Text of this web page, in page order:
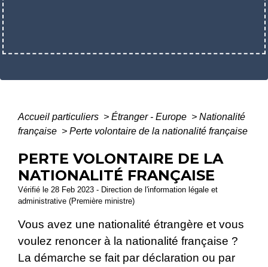
Accueil particuliers > Étranger - Europe > Nationalité
française > Perte volontaire de la nationalité française
PERTE VOLONTAIRE DE LA
NATIONALITÉ FRANÇAISE
Vérifié le 28 Feb 2023 - Direction de l'information légale et
administrative (Première ministre)
Vous avez une nationalité étrangère et vous
voulez renoncer à la nationalité française ?
La démarche se fait par déclaration ou par